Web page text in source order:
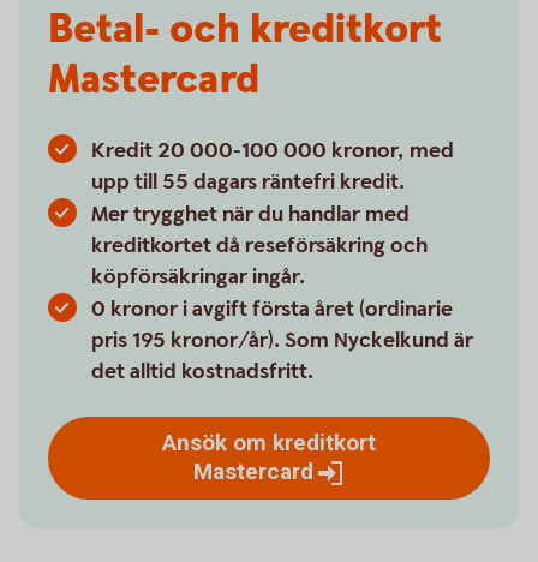
Betal- och kreditkort
Mastercard
Kredit 20 000-100 000 kronor, med
upp till 55 dagars räntefri kredit.
Mer trygghet när du handlar med
kreditkortet då reseförsäkring och
köpförsäkringar ingår.
0 kronor i avgift första året (ordinarie
pris 195 kronor/år). Som Nyckelkund är
det alltid kostnadsfritt.
Ansök om kreditkort
Mastercard